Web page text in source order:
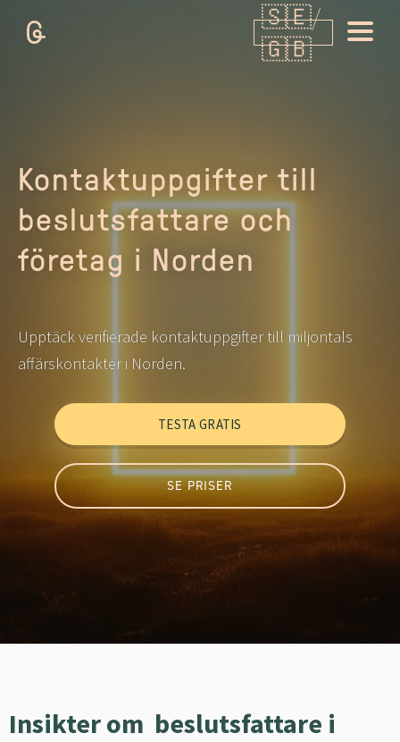
Kontaktuppgifter till
beslutsfattare och
företag i Norden
Upptäck verifierade kontaktuppgifter till miljontals
affärskontakter i Norden.
TESTA GRATIS
SE PRISER
Insikter om beslutsfattare i